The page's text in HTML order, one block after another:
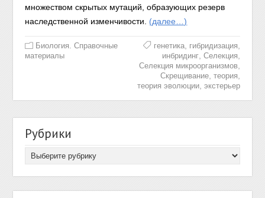
множеством скрытых мутаций, образующих резерв
наследственной изменчивости. (далее…)
Биология. Справочные
материалы
генетика, гибридизация
инбридинг, Селекция
Селекция микроорганизмов,
Скрещивание, теория
теория эволюции, экстерьер
Рубрики